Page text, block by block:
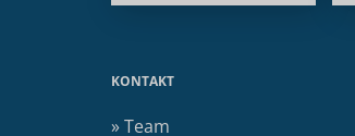
KONTAKT
» Team